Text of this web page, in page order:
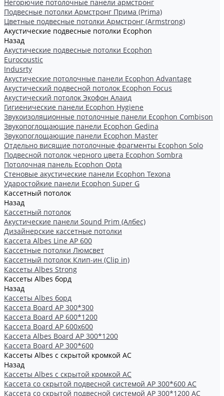
Негорючие потолочные панели армстронг
Подвесные потолки Армстронг Прима (Prima)
Цветные подвесные потолки Армстронг (Armstrong)
Акустические подвесные потолки Ecophon
Назад
Акустические подвесные потолки Ecophon
Eurocoustic
Indusrty
Акустические потолочные панели Ecophon Advantage
Акустический подвесной потолок Ecophon Focus
Акустический потолок Экофон Алаид
Гигиенические панели Ecophon Hygiene
Звукоизоляционные потолочные панели Ecophon Combison
Звукопоглощающие панели Ecophon Gedina
Звукопоглощающие панели Ecophon Master
Отдельно висящие потолочные фрагменты Ecophon Solo
Подвесной потолок черного цвета Ecophon Sombra
Потолочная панель Ecophon Opta
Стеновые акустические панели Ecophon Texona
Ударостойкие панели Ecophon Super G
Кассетный потолок
Назад
Кассетный потолок
Акустические панели Sound Prim (Албес)
Дизайнерские кассетные потолки
Кассета Albes Line AP 600
Кассетные потолки Люмсвет
Кассетный потолок Клип-ин (Clip in)
Кассеты Albes Strong
Кассеты Albes борд
Назад
Кассеты Albes борд
Kассета Board AP 300*300
Kассета Board AP 600*1200
Kассета Board AP 600x600
Кассетa Albes Board AP 300*1200
Кассета Board AP 300*600
Кассеты Albes с скрытой кромкой AC
Назад
Кассеты Albes с скрытой кромкой AC
Кассетa со скрытой подвесной системой АР 300*600 AC
Кассета со скрытой подвесной системой АР 300*1200 AC